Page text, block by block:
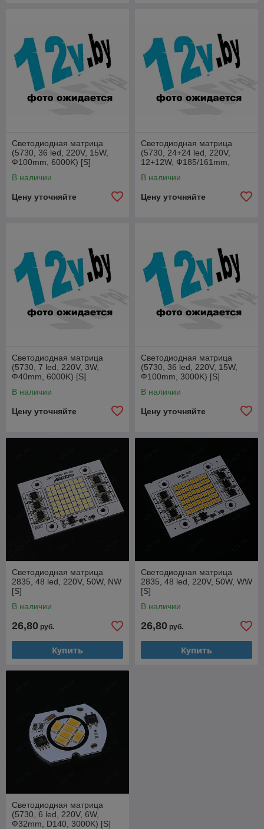
Светодиодная матрица
(5730, 36 led, 220V, 15W,
Ф100mm, 6000K) [S]
В наличии
Цену уточняйте
Светодиодная матрица
(5730, 24+24 led, 220V,
12+12W, Ф185/161mm,
В наличии
Цену уточняйте
Светодиодная матрица
(5730, 7 led, 220V, 3W,
Ф40mm, 6000K) [S]
В наличии
Цену уточняйте
Светодиодная матрица
(5730, 36 led, 220V, 15W,
Ф100mm, 3000K) [S]
В наличии
Цену уточняйте
Светодиодная матрица
2835, 48 led, 220V, 50W, NW
[S]
В наличии
26,80 руб.
Купить
Светодиодная матрица
2835, 48 led, 220V, 50W, WW
[S]
В наличии
26,80 руб.
Купить
Светодиодная матрица
(5730, 6 led, 220V, 6W,
Ф32mm, D140, 3000K) [S]